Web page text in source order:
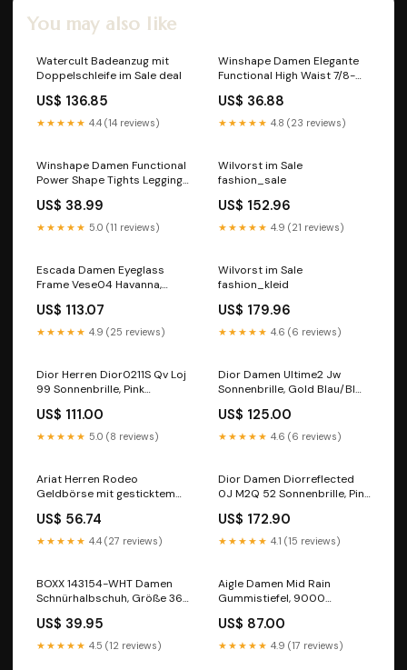
You may also like
Watercult Badeanzug mit
Doppelschleife im Sale deal
US$ 136.85
★★★★★ 4.4 (14 reviews)
Winshape Damen Elegante
Functional High Waist 7/8-
Core-Bund Lässige Hose,
Schwarz, EU im Sale
US$ 36.88
★★★★★ 4.8 (23 reviews)
Winshape Damen Functional
Power Shape Tights Leggings
Fitness Freizeit Sport Yoga
Workout im Sale fashion
US$ 38.99
★★★★★ 5.0 (11 reviews)
Wilvorst im Sale
fashion_sale
US$ 152.96
★★★★★ 4.9 (21 reviews)
Escada Damen Eyeglass
Frame Vese04 Havanna,
Mehrfarbig (Shiny Transp.red
Havana) im Sale
US$ 113.07
★★★★★ 4.9 (25 reviews)
Wilvorst im Sale
fashion_kleid
US$ 179.96
★★★★★ 4.6 (6 reviews)
Dior Herren Dior0211S Qv Loj
99 Sonnenbrille, Pink
fashion
US$ 111.00
★★★★★ 5.0 (8 reviews)
Dior Damen Ultime2 Jw
Sonnenbrille, Gold Blau/Bl
fashion_kleid
US$ 125.00
★★★★★ 4.6 (6 reviews)
Ariat Herren Rodeo
Geldbörse mit gesticktem
US$ 56.74
★★★★★ 4.4 (27 reviews)
Dior Damen Diorreflected
0J M2Q 52 Sonnenbrille, Pink
Sale affiliate
US$ 172.90
★★★★★ 4.1 (15 reviews)
BOXX 143154-WHT Damen
Schnürhalbschuh, Größe 36
US$ 39.95
★★★★★ 4.5 (12 reviews)
Aigle Damen Mid Rain
Gummistiefel, 9000
fashion_kinder_sale
US$ 87.00
★★★★★ 4.9 (17 reviews)